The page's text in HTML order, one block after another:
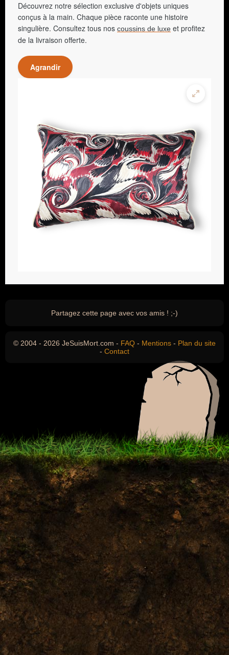
Découvrez notre sélection exclusive d'objets uniques
conçus à la main. Chaque pièce raconte une histoire
singulière. Consultez tous nos coussins de luxe et profitez
de la livraison offerte.
Agrandir
Partagez cette page avec vos amis ! ;-)
© 2004 - 2026 JeSuisMort.com - FAQ - Mentions - Plan du site
- Contact